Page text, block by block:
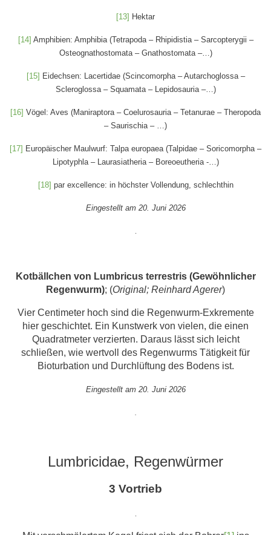
[13] Hektar
[14] Amphibien: Amphibia (Tetrapoda – Rhipidistia – Sarcopterygii –
Osteognathostomata – Gnathostomata –…)
[15] Eidechsen: Lacertidae (Scincomorpha – Autarchoglossa –
Scleroglossa – Squamata – Lepidosauria –…)
[16] Vögel: Aves (Maniraptora – Coelurosauria – Tetanurae – Theropoda
– Saurischia – …)
[17] Europäischer Maulwurf: Talpa europaea (Talpidae – Soricomorpha –
Lipotyphla – Laurasiatheria – Boreoeutheria -…)
[18] par excellence: in höchster Vollendung, schlechthin
Eingestellt am 20. Juni 2026
Kotbällchen von Lumbricus terrestris (Gewöhnlicher
Regenwurm); (Original; Reinhard Agerer)
Vier Centimeter hoch sind die Regenwurm-Exkremente
hier geschichtet. Ein Kunstwerk von vielen, die einen
Quadratmeter verzierten. Daraus lässt sich leicht
schließen, wie wertvoll des Regenwurms Tätigkeit für
Bioturbation und Durchlüftung des Bodens ist.
Eingestellt am 20. Juni 2026
Lumbricidae, Regenwürmer
3 Vortrieb